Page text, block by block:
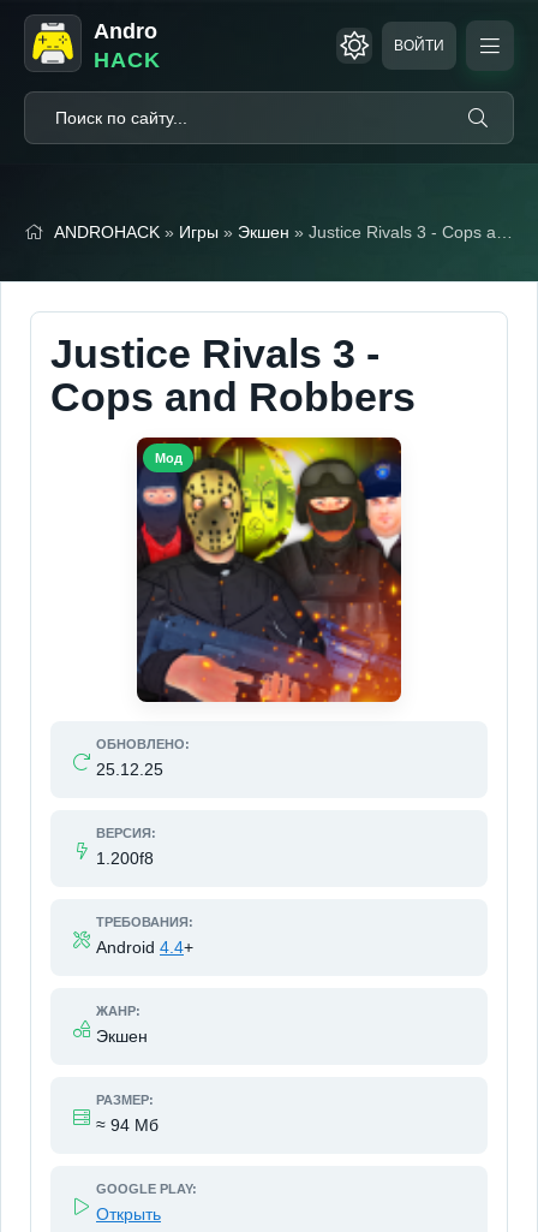
Andro
HACK
ВОЙТИ
ANDROHACK » Игры » Экшен » Justice Rivals 3 - Cops and Robbers (Мод, Много денег)
Justice Rivals 3 -
Cops and Robbers
ОБНОВЛЕНО:
25.12.25
ВЕРСИЯ:
1.200f8
ТРЕБОВАНИЯ:
Android 4.4+
ЖАНР:
Экшен
РАЗМЕР:
≈ 94 Мб
GOOGLE PLAY:
Открыть
Мод